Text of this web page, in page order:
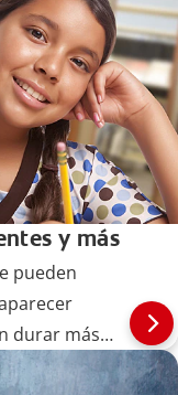
y más
pueden
durar más